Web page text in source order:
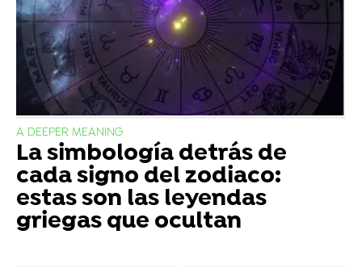
A DEEPER MEANING
La simbología detrás de
cada signo del zodiaco:
estas son las leyendas
griegas que ocultan